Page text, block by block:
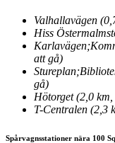
Valhallavägen
Hiss
att gå)
gå)
Hötorget (2,0
T-Centralen (2,3
Spårvagnsstationer nära 100